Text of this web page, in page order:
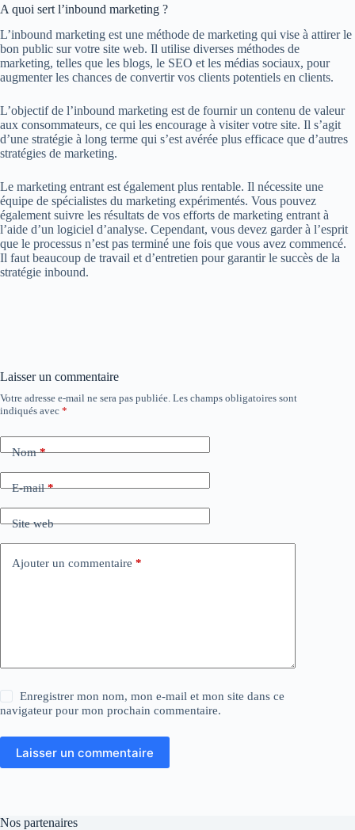
A quoi sert l’inbound marketing ?
L’inbound marketing est une méthode de marketing qui vise à attirer le
bon public sur votre site web. Il utilise diverses méthodes de
marketing, telles que les blogs, le SEO et les médias sociaux, pour
augmenter les chances de convertir vos clients potentiels en clients.
L’objectif de l’inbound marketing est de fournir un contenu de valeur
aux consommateurs, ce qui les encourage à visiter votre site. Il s’agit
d’une stratégie à long terme qui s’est avérée plus efficace que d’autres
stratégies de marketing.
Le marketing entrant est également plus rentable. Il nécessite une
équipe de spécialistes du marketing expérimentés. Vous pouvez
également suivre les résultats de vos efforts de marketing entrant à
l’aide d’un logiciel d’analyse. Cependant, vous devez garder à l’esprit
que le processus n’est pas terminé une fois que vous avez commencé.
Il faut beaucoup de travail et d’entretien pour garantir le succès de la
stratégie inbound.
Laisser un commentaire
Votre adresse e-mail ne sera pas publiée. Les champs obligatoires sont
indiqués avec *
Nom*
E-mail*
Site web
Ajouter un commentaire *
Enregistrer mon nom, mon e-mail et mon site dans ce
navigateur pour mon prochain commentaire.
Laisser un commentaire
Nos partenaires